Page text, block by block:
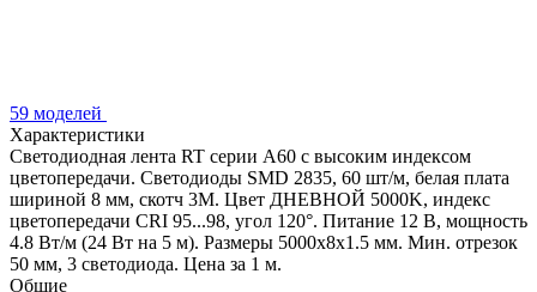
59 моделей
Характеристики
Светодиодная лента RT серии A60 с высоким индексом
цветопередачи. Светодиоды SMD 2835, 60 шт/м, белая плата
шириной 8 мм, скотч 3М. Цвет ДНЕВНОЙ 5000K, индекс
цветопередачи CRI 95...98, угол 120°. Питание 12 В, мощность
4.8 Вт/м (24 Вт на 5 м). Размеры 5000х8х1.5 мм. Мин. отрезок
50 мм, 3 светодиода. Цена за 1 м.
Общие